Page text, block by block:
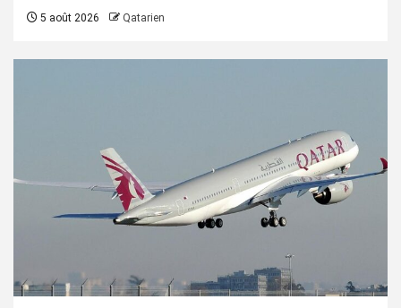
5 août 2026 Qatarien